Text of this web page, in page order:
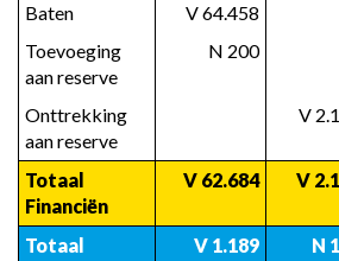
Baten
V 64.458
Toevoeging
aan reserve
N 200
Onttrekking
aan reserve
V
Totaal
Financiën
V 62.684 V
Totaal
V 1.189 N